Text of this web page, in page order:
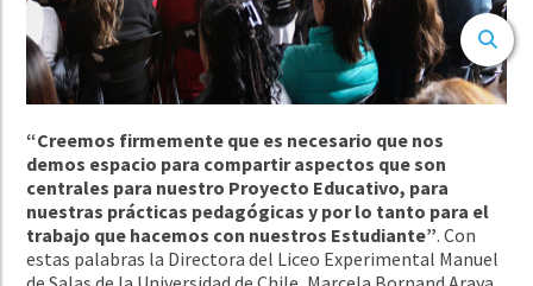
“Creemos firmemente que es necesario que nos
demos espacio para compartir aspectos que son
centrales para nuestro Proyecto Educativo, para
nuestras prácticas pedagógicas y por lo tanto para el
trabajo que hacemos con nuestros Estudiante”. Con
estas palabras la Directora del Liceo Experimental Manuel